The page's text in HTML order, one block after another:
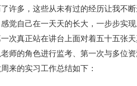
许多，这些从未有过的经历让我不
觉自己在一天天的长大，一步步实
次真正站在讲台上面对着五十五张
师的角色进行监考、第一次与多位
来的实习工作总结如下：